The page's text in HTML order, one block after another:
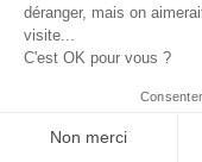
déranger, mais on
visite...
C'est OK pour vous ?
Non merci